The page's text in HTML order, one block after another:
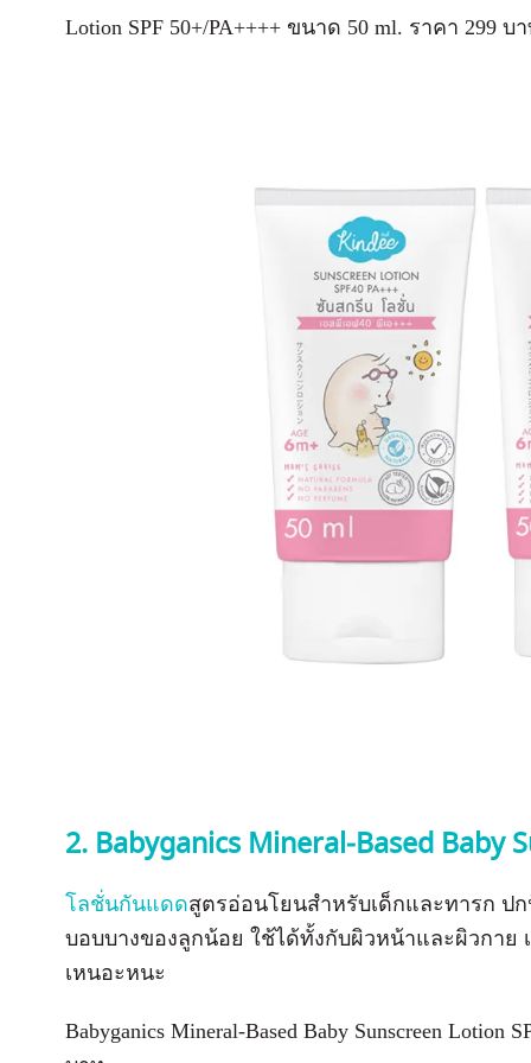
Lotion SPF 50+/PA++++ ขนาด 50 ml. ราคา 299 บ
2. Babyganics Mineral-Based Baby
โลชั่นกันแดดสูตรอ่อนโยนสำหรับเด็กและทารก ป
บอบบางของลูกน้อย ใช้ได้ทั้งกับผิวหน้าและผิวกาย
เหนอะหนะ
Babyganics Mineral-Based Baby Sunscreen